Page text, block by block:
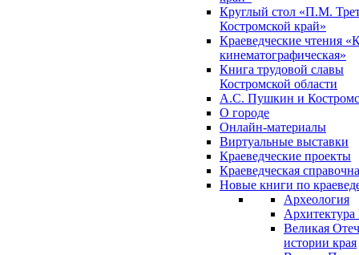
Круглый стол «П.М.
Костромской край»
Краеведческие чтения
кинематографическая»
Книга трудовой славы
Костромской области
А.С. Пушкин и
О городе
Онлайн-материалы
Виртуальные выставки
Краеведческие проекты
Краеведческая
Новые книги по
Археология
Архитектура
Великая
истории края